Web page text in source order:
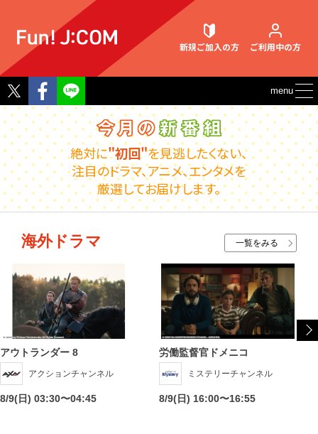
新規ご加入の方 ご利用中の方
契約内容確認・変更
お困りごと解決・よくあるご質問
Twitter
Facebook
menu
絶対に"初回"を見逃したくない、
注目のドラマ、アニメ、エンタメを
厳選してお届けします。
海外ドラマ 一覧をみる
アウトランダー 8
アクションチャンネル
8/9(日) 03:30〜04:45
労働監督官ドメニコ
ミステリーチャンネル
8/9(日) 16:00〜16:55